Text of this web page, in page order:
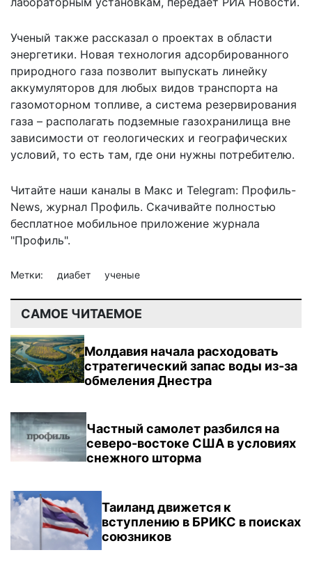
Ученый также рассказал о проектах в области
энергетики. Новая технология адсорбированного
природного газа позволит выпускать линейку
аккумуляторов для любых видов транспорта на
газомоторном топливе, а система резервирования
газа – располагать подземные газохранилища вне
зависимости от геологических и географических
условий, то есть там, где они нужны потребителю.
Читайте наши каналы в Макс и Telegram: Профиль-
News, журнал Профиль. Скачивайте полностью
бесплатное мобильное приложение журнала
"Профиль".
Метки: диабет ученые
САМОЕ ЧИТАЕМОЕ
Молдавия начала расходовать
стратегический запас воды из-за
обмеления Днестра
Частный самолет разбился на
северо-востоке США в условиях
снежного шторма
Таиланд движется к
вступлению в БРИКС в поисках
союзников